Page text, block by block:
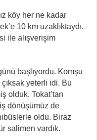
köy her ne kadar
10 km uzaklıktaydı.
ile alışverişim
başlıyordu. Komşu
yeterli idi. Bu
olduk. Tokat’tan
dönüşümüz de
oldu. Biraz
salimen vardık.